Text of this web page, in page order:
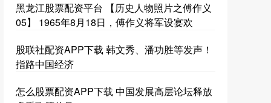
黑龙江股票配资平台 【历史人物照片之傅作义
05】 1965年8月18日，傅作义将军设宴欢
股联社配资APP下载 韩文秀、潘功胜等发声！
指路中国经济
怎么股票配资APP下载 中国发展高层论坛释放